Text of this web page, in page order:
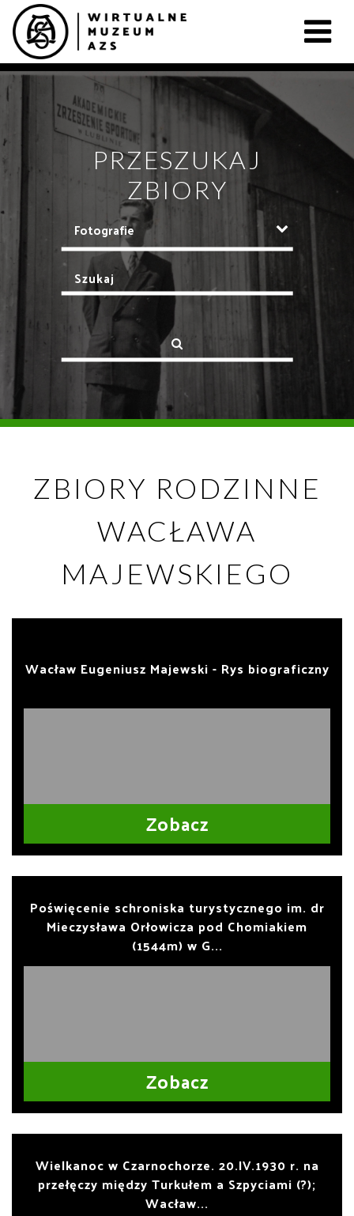
PRZESZUKAJ
ZBIORY
ZBIORY RODZINNE
WACŁAWA
MAJEWSKIEGO
Wacław Eugeniusz Majewski - Rys biograficzny
Zobacz
Poświęcenie schroniska turystycznego im. dr
Mieczysława Orłowicza pod Chomiakiem
(1544m) w G...
Zobacz
Wielkanoc w Czarnochorze. 20.IV.1930 r. na
przełęczy między Turkułem a Szpyciami (?);
Wacław...